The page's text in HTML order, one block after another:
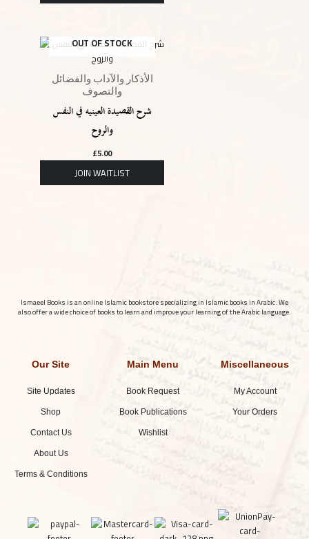
OUT OF STOCK
الأذكار والآداب والفضائل
والتصوف
شرح القصيدة العينيه في النفس
والروح
£5.00
Ismaeel Books is an online Islamic bookstore specializing in Islamic books in Arabic. We
also offer a wide choice of books to learn and improve your learning of the Arabic language.
Our Site
Site Updates
Shop
Contact Us
About Us
Terms & Conditions
Main Menu
Book Request
Book Publications
Wishlist
Miscellaneous
My Account
Your Orders